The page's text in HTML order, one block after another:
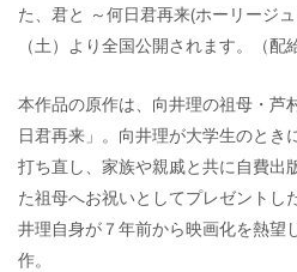
た、君と ～何日君再来(ホーリージ
（土）より全国公開されます。（配
本作品の原作は、向井理の祖母・芦
日君再来」。向井理が大学生のとき
打ち直し、家族や親戚と共に自費出
た祖母へお祝いとしてプレゼントし
井理自身が７年前から映画化を熱望
作。